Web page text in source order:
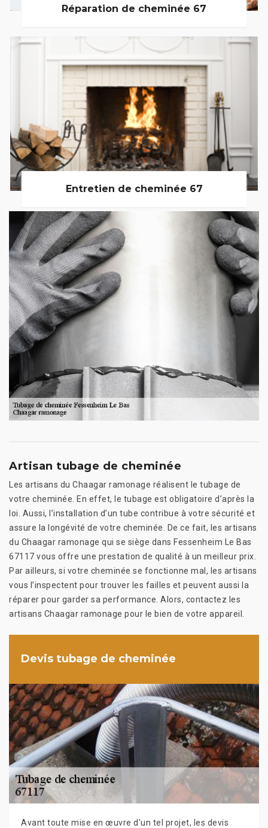
Réparation de cheminée 67
Entretien de cheminée 67
Artisan tubage de cheminée
Les artisans du Chaagar ramonage réalisent le tubage de
votre cheminée. En effet, le tubage est obligatoire d’après la
loi. Aussi, l’installation d’un tube contribue à votre sécurité et
assure la longévité de votre cheminée. De ce fait, les artisans
du Chaagar ramonage qui se siège dans Fessenheim Le Bas
67117 vous offre une prestation de qualité à un meilleur prix.
Par ailleurs, si votre cheminée se fonctionne mal, les artisans
vous l’inspectent pour trouver les failles et peuvent aussi la
réparer pour garder sa performance. Alors, contactez les
artisans Chaagar ramonage pour le bien de votre appareil.
Devis tubage de cheminée
Avant toute mise en œuvre d’un tel projet, les devis